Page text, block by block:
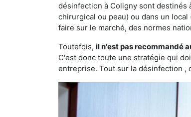
désinfection à Coligny sont destinés
chirurgical ou peau) ou dans un
faire sur le marché, des normes
Toutefois, il n'est pas recommandé
C'est donc toute une stratégie qui
entreprise. Tout sur la désinfection ,